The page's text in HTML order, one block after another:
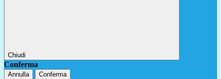
Chiudi
Conferma
Annulla Conferma